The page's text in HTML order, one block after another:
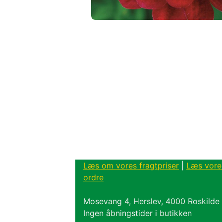
Læs om vores fragtpriser Læs
ordre
Mosevang 4, Herslev, 4000
Ingen åbningstider i butikken